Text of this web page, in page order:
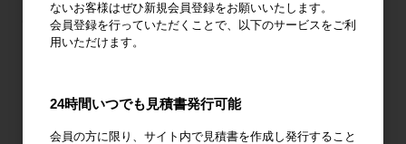
(5) 物理的安全管理措置
個人データを取り扱う区域において、従業者の入退室管理及
による個人データの閲覧を防止する措置を実施しています。
個人データを取り扱う機器、電子媒体及び書類等の盗難又は
紛失等を防止するための措置を講じるとともに、事業所内の
ないお客様はぜひ新規会員登録をお願いいたします。
会員登録を行っていただくことで、以下のサービスをご利
用いただけます。
24時間いつでも見積書発行可能
会員の方に限り、サイト内で見積書を作成し発行すること